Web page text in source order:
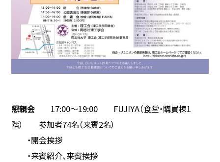
懇親会 17:00～19:00 FUJIYA（食堂・購買棟1
階） 参加者74名（来賓2名）
・開会挨拶
・来賓紹介、来賓挨拶